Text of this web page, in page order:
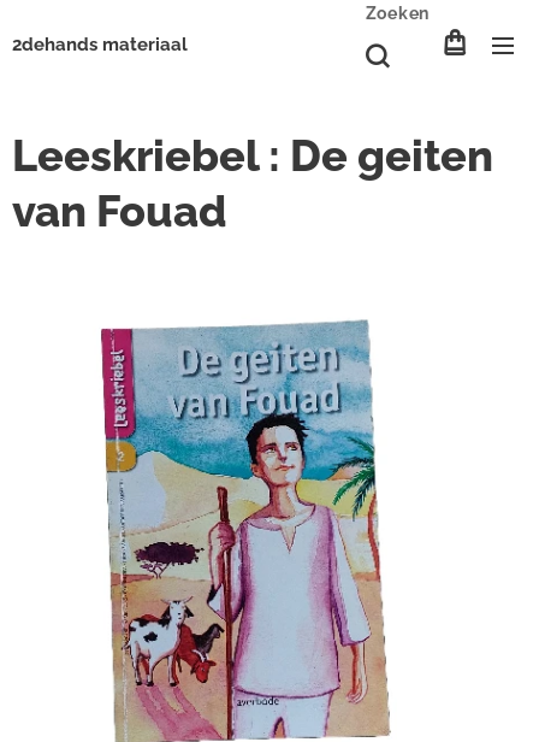
2dehands materiaal
Zoeken
Leeskriebel : De geiten
van Fouad